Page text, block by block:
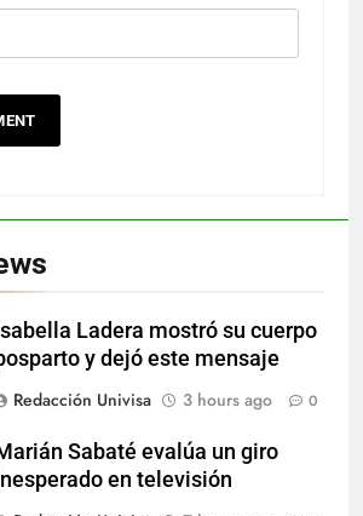
Ladera mostró su cuerpo
y dejó este mensaje
Redacción Univisa
3 hours ago 0
Sabaté evalúa un giro
en televisión